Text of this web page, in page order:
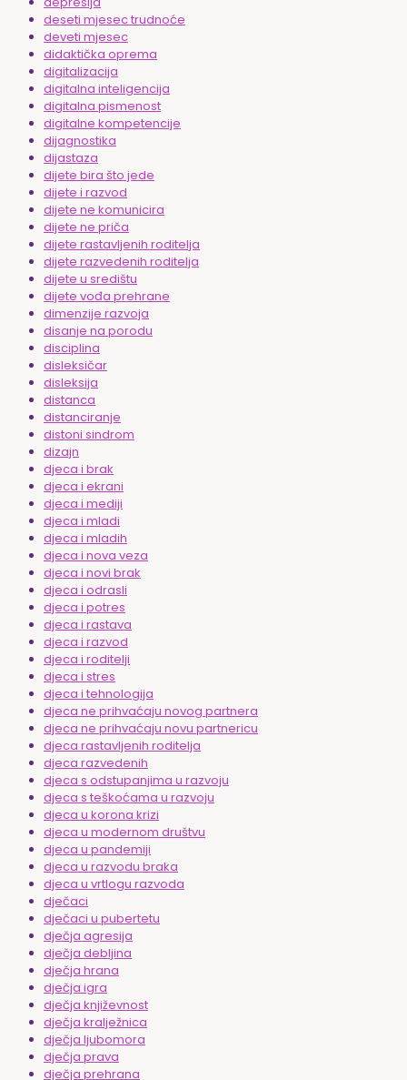
deseti mjesec trudnoće
deveti mjesec
didaktička oprema
digitalizacija
digitalna inteligencija
digitalna pismenost
digitalne kompetencije
dijagnostika
dijastaza
dijete bira što jede
dijete i razvod
dijete ne komunicira
dijete ne priča
dijete rastavljenih roditelja
dijete razvedenih roditelja
dijete u središtu
dijete vođa prehrane
dimenzije razvoja
disanje na porodu
disciplina
disleksičar
disleksija
distanca
distanciranje
distoni sindrom
dizajn
djeca i brak
djeca i ekrani
djeca i mediji
djeca i mladi
djeca i mladih
djeca i nova veza
djeca i novi brak
djeca i odrasli
djeca i potres
djeca i rastava
djeca i razvod
djeca i roditelji
djeca i stres
djeca i tehnologija
djeca ne prihvaćaju novog partnera
djeca ne prihvaćaju novu partnericu
djeca rastavljenih roditelja
djeca razvedenih
djeca s odstupanjima u razvoju
djeca s teškoćama u razvoju
djeca u korona krizi
djeca u modernom društvu
djeca u pandemiji
djeca u razvodu braka
djeca u vrtlogu razvoda
dječaci
dječaci u pubertetu
dječja agresija
dječja debljina
dječja hrana
dječja igra
dječja književnost
dječja kralježnica
dječja ljubomora
dječja prava
dječja prehrana